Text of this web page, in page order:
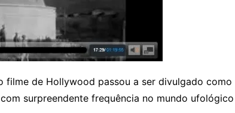
filme de Hollywood passou a ser divulgado como
surpreendente frequência no mundo ufológico